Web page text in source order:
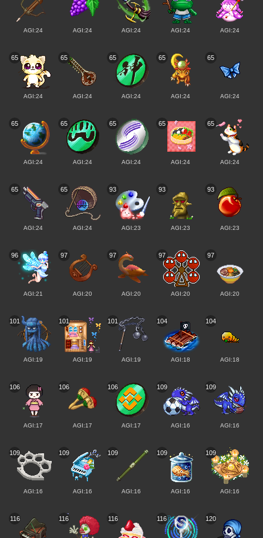
AGI:24 AGI:24 AGI:24 AGI:24 AGI:24
65
AGI:24
65
AGI:24
65
AGI:24
65
AGI:24
65
AGI:24
65
AGI:24
65
AGI:24
65
AGI:24
65
AGI:24
65
AGI:24
65
AGI:24
65
AGI:24
93
AGI:23
93
AGI:23
93
AGI:23
96
AGI:21
97
AGI:20
97
AGI:20
97
AGI:20
97
AGI:20
101
AGI:19
101
AGI:19
101
AGI:19
104
AGI:18
104
AGI:18
106
AGI:17
106
AGI:17
106
AGI:17
109
AGI:16
109
AGI:16
109
AGI:16
109
AGI:16
109
AGI:16
109
AGI:16
109
AGI:16
116 116 116 116 120